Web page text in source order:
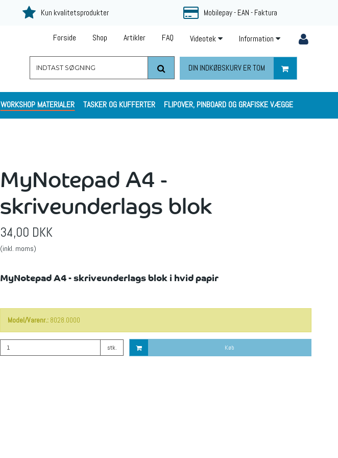
Kun kvalitetsprodukter Mobilepay - EAN - Faktura
Information
Videotek
FAQ
Artikler
Shop
Forside
DIN INDKØBSKURV ER TOM
WORKSHOP MATERIALER TASKER OG KUFFERTER FLIPOVER, PINBOARD OG GRAFISKE VÆGGE
MyNotepad A4 -
skriveunderlags blok
34,00 DKK
(inkl. moms)
MyNotepad A4 - skriveunderlags blok i hvid papir
Model/Varenr.: 8028.0000
stk. Køb